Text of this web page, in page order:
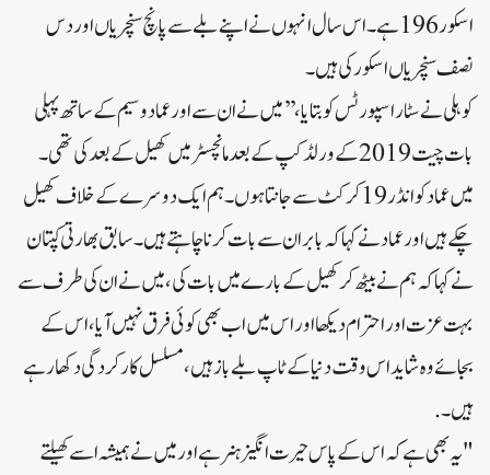
اسکور 196 ہے۔اس سال انہوں نے اپنے بلے سے پانچ سنچریاں اور دس
نصف سنچریاں اسکور کی ہیں۔
کوہلی نے سٹار اسپورٹس کو بتایا، ’’میں نے ان سے اور عماد وسیم کے ساتھ پہلی
بات چیت 2019 کے ورلڈ کپ کے بعد مانچسٹر میں کھیل کے بعد کی تھی۔
میں عماد کو انڈر 19 کرکٹ سے جانتا ہوں۔ہم ایک دوسرے کے خلاف کھیل
چکے ہیں اور عماد نے کہا کہ بابر ان سے بات کرنا چاہتے ہیں۔سابق بھارتی کپتان
نے کہا کہ ہم نے بیٹھ کر کھیل کے بارے میں بات کی، میں نے ان کی طرف سے
بہت عزت اور احترام دیکھا اور اس میں اب بھی کوئی فرق نہیں آیا، اس کے
بجائے وہ شاید اس وقت دنیا کے ٹاپ بلے باز ہیں، مسلسل کارکردگی دکھا رہے
ہیں۔ .
"یہ بھی ہے کہ اس کے پاس حیرت انگیز ہنر ہے اور میں نے ہمیشہ اسے کھیلتے